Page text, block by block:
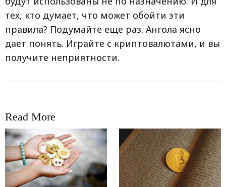
тех, кто думает, что может обойти эти
правила? Подумайте еще раз. Ангола ясно
дает понять. Играйте с криптовалютами, и вы
получите неприятности.
Read More
RRCNEWS_RU RRCNEWS_RU